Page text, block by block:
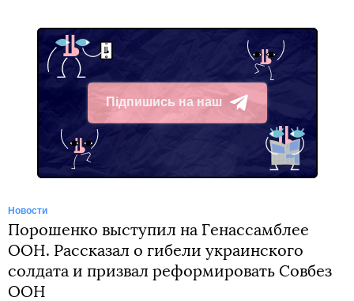
Підпишись на наш
Telegram
Новости
Порошенко выступил на Генассамблее
ООН. Рассказал о гибели украинского
солдата и призвал реформировать Совбез
ООН